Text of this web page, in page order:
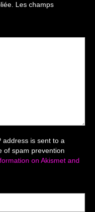
Les champs
address is sent to a
of spam prevention
on Akismet and